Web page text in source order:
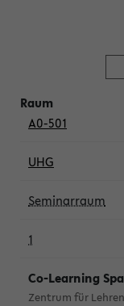
A0-501
UHG
Seminarraum
1
Co-Learning
Zentrum für